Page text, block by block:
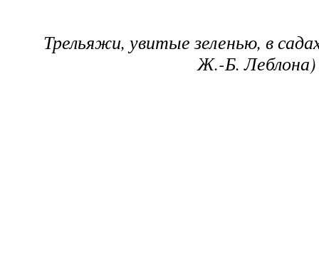
Трельяжи, увитые зеленью, в
Ж.-Б. Леблона)